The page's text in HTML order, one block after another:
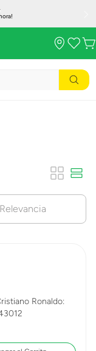
Relevancia
Ronaldo: